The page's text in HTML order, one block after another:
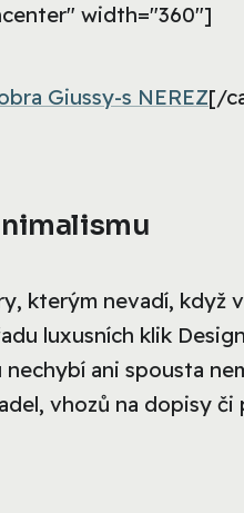
width="360"]
Giussy-s NEREZ[/
kterým nevadí, když
luxusních klik
ani spousta
vhozů na dopisy či